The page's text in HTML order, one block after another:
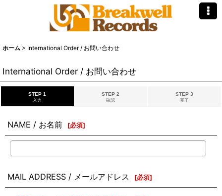
ホーム > International Order / お問い合わせ
International Order / お問い合わせ
STEP 1
入力
STEP 2
確認
STEP 3
完了
NAME / お名前 [必須]
MAIL ADDRESS / メールアドレス [必須]